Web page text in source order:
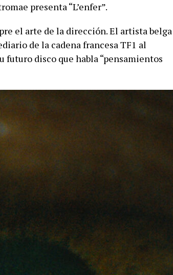
presenta “L’enfer”.
el arte de la dirección. El artista belga
de la cadena francesa TF1 al
futuro disco que habla “pensamientos